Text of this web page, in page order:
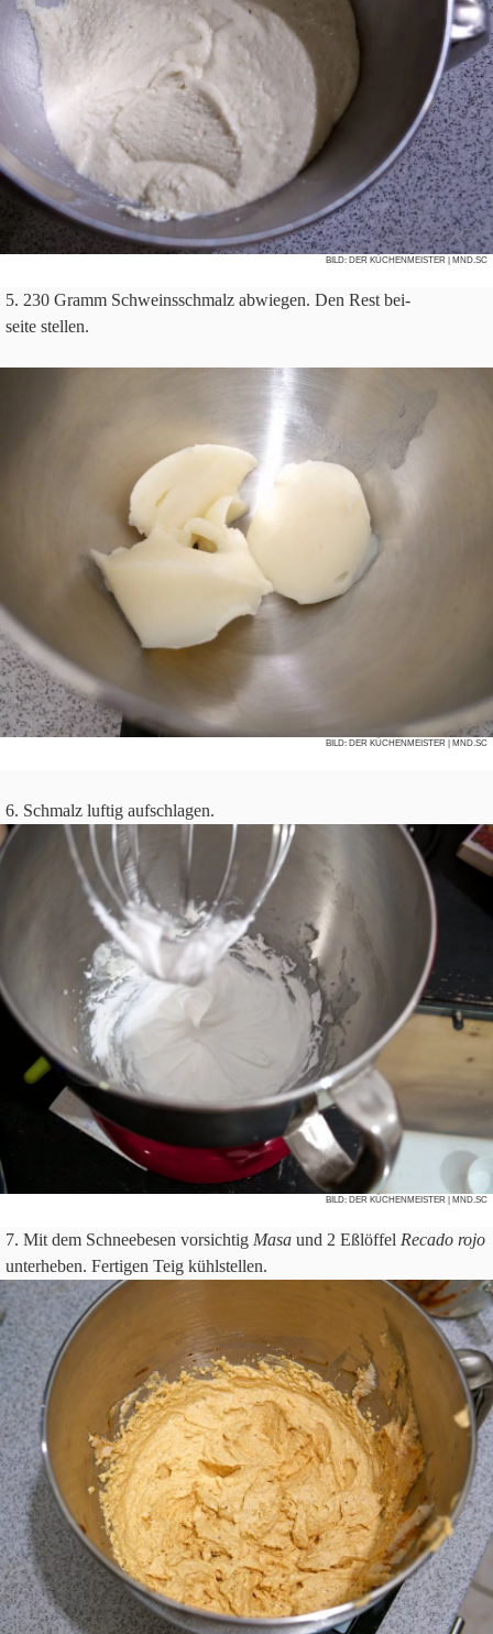
BILD: DER KÜCHENMEISTER | MND.SC
230 Gramm Schweins­schmalz abwie­gen. Den Rest bei­
seite stellen.
BILD: DER KÜCHENMEISTER | MND.SC
Schmalz luf­tig aufschlagen.
BILD: DER KÜCHENMEISTER | MND.SC
Mit dem Schnee­be­sen vor­sich­tig Masa und 2 Eßlöf­fel Recado rojo
unter­he­ben. Fer­ti­gen Teig kühlstellen.